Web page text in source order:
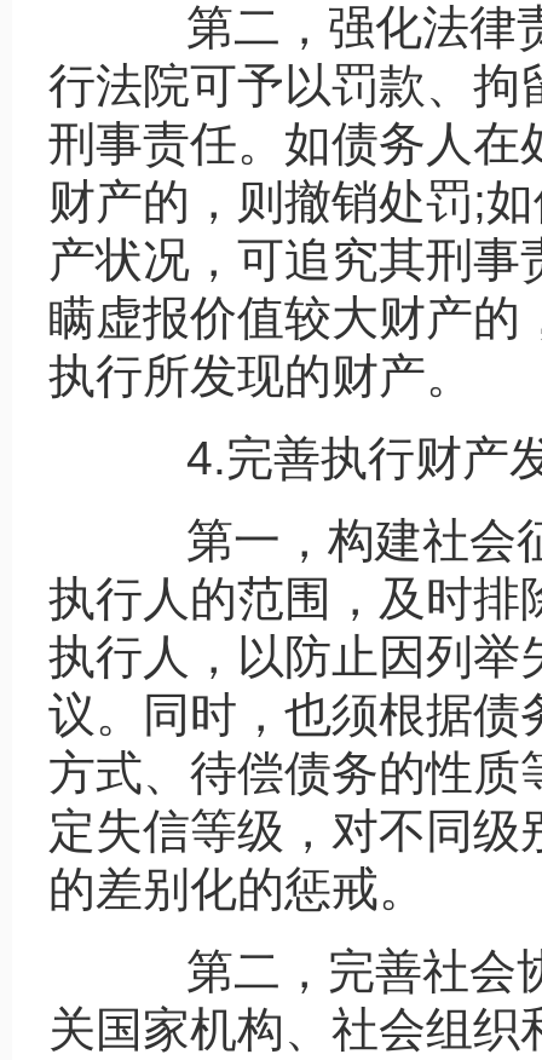
第二，强化法律责
行法院可予以罚款、拘
刑事责任。如债务人在
财产的，则撤销处罚;
产状况，可追究其刑
瞒虚报价值较大财产的
执行所发现的财产。
4.完善执行财产
第一，构建社会征
执行人的范围，及时排
执行人，以防止因列举
议。同时，也须根据债
方式、待偿债务的性质
定失信等级，对不同
的差别化的惩戒。
第二，完善社会协
关国家机构、社会组